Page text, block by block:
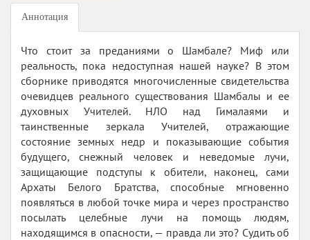
Аннотация
Что стоит за преданиями о Шамбале? Миф или
реальность, пока недоступная нашей науке? В этом
сборнике приводятся многочисленные свидетельства
очевидцев реального существования Шамбалы и ее
духовных Учителей. НЛО над Гималаями и
таинственные зеркала Учителей, отражающие
состояние земных недр и показывающие события
будущего, снежный человек и неведомые лучи,
защищающие подступы к обители, наконец, сами
Архаты Белого Братства, способные мгновенно
появляться в любой точке мира и через пространство
посылать целебные лучи на помощь людям,
находящимся в опасности, — правда ли это? Судить об